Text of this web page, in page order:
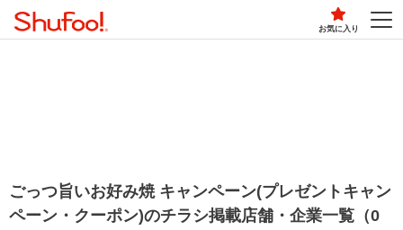
お気に入り
ごっつ旨いお好み焼 キャンペーン(プレゼントキャン
ペーン・クーポン)のチラシ掲載店舗・企業一覧（0